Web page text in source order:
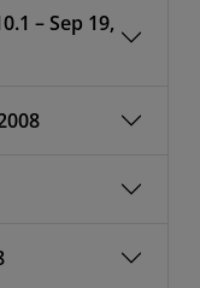
– Sep 19,